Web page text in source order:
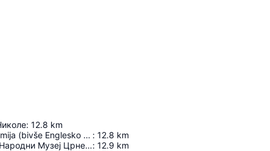
: 12.8 km
Muzička akademija (bivše Englesko poslanstvo) : 12.8 km
Владин Дом - Народни Музеј Црне Горе: 12.9 km